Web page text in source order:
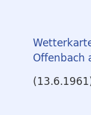
Offenbach